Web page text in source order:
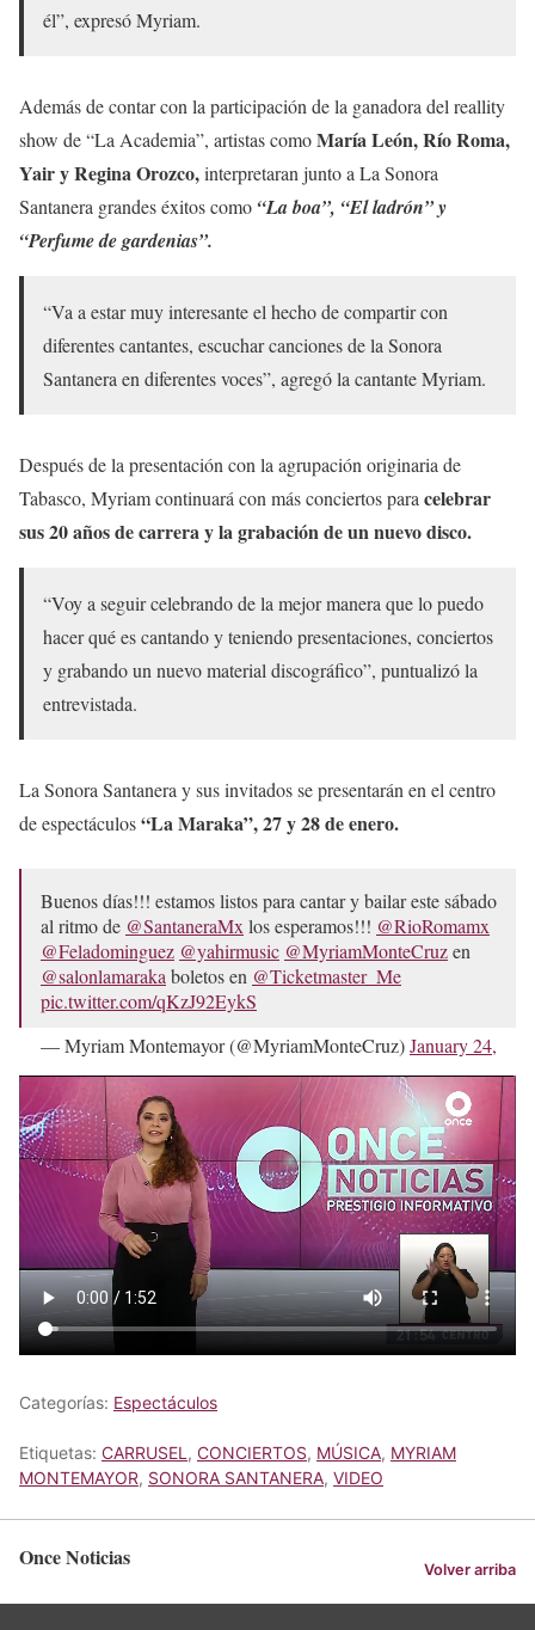
él”, expresó Myriam.
Además de contar con la participación de la ganadora del reallity
show de “La Academia”, artistas comoMaría León, Río Roma,
Yair y Regina Orozco,interpretaran junto a La Sonora
Santanera grandes éxitos como “La boa”, “El ladrón” y
“Perfume de gardenias”.
“Va a estar muy interesante el hecho de compartir con
diferentes cantantes, escuchar canciones de la Sonora
Santanera en diferentes voces”, agregó la cantante Myriam.
Después de la presentación con la agrupación originaria de
Tabasco, Myriam continuará con más conciertos para celebrar
sus 20 años de carrera y la grabación de un nuevo disco.
“Voy a seguir celebrando de la mejor manera que lo puedo
hacer qué es cantando y teniendo presentaciones, conciertos
y grabando un nuevo material discográfico”, puntualizó la
entrevistada.
La Sonora Santanera y sus invitados se presentarán en el centro
de espectáculos“La Maraka”, 27 y 28 de enero.
Buenos días!!! estamos listos para cantar y bailar este sábado
al ritmo de @SantaneraMx los esperamos!!! @RioRomamx
@Feladominguez @yahirmusic @MyriamMonteCruzen
@salonlamaraka boletos en @Ticketmaster_Me
pic.twitter.com/qKzJ92EykS
— Myriam Montemayor (@MyriamMonteCruz)January 24,
2023
Categorías: Espectáculos
Etiquetas: CARRUSEL , CONCIERTOS, MÚSICA, MYRIAM
MONTEMAYOR, SONORA SANTANERA, VIDEO
Once Noticias Volver arriba